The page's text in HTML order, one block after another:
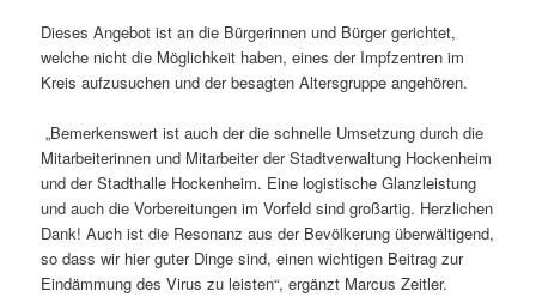
Dieses Angebot ist an die Bürgerinnen und Bürger gerichtet,
welche nicht die Möglichkeit haben, eines der Impfzentren im
Kreis aufzusuchen und der besagten Altersgruppe angehören.
„Bemerkenswert ist auch der die schnelle Umsetzung durch die
Mitarbeiterinnen und Mitarbeiter der Stadtverwaltung Hockenheim
und der Stadthalle Hockenheim. Eine logistische Glanzleistung
und auch die Vorbereitungen im Vorfeld sind großartig. Herzlichen
Dank! Auch ist die Resonanz aus der Bevölkerung überwältigend,
so dass wir hier guter Dinge sind, einen wichtigen Beitrag zur
Eindämmung des Virus zu leisten“, ergänzt Marcus Zeitler.